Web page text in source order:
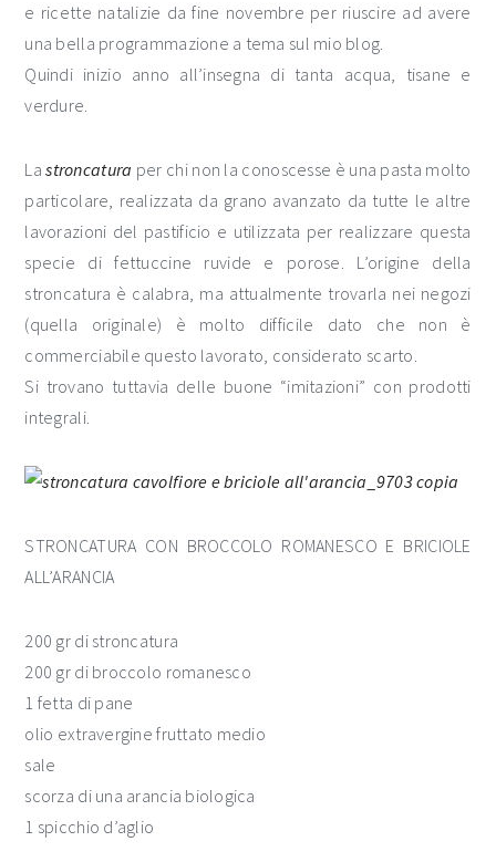
e ricette natalizie da fine novembre per riuscire ad avere
una bella programmazione a tema sul mio blog.
Quindi inizio anno all’insegna di tanta acqua, tisane e
verdure.
Lastroncatura per chi non la conoscesse è una pasta molto
particolare, realizzata da grano avanzato da tutte le altre
lavorazioni del pastificio e utilizzata per realizzare questa
specie di fettuccine ruvide e porose. L’origine della
stroncatura è calabra, ma attualmente trovarla nei negozi
(quella originale) è molto difficile dato che non è
commerciabile questo lavorato, considerato scarto.
Si trovano tuttavia delle buone “imitazioni” con prodotti
integrali.
STRONCATURA CON BROCCOLO ROMANESCO E BRICIOLE
ALL’ARANCIA
200 gr di stroncatura
200 gr di broccolo romanesco
1 fetta di pane
olio extravergine fruttato medio
sale
scorza di una arancia biologica
1 spicchio d’aglio